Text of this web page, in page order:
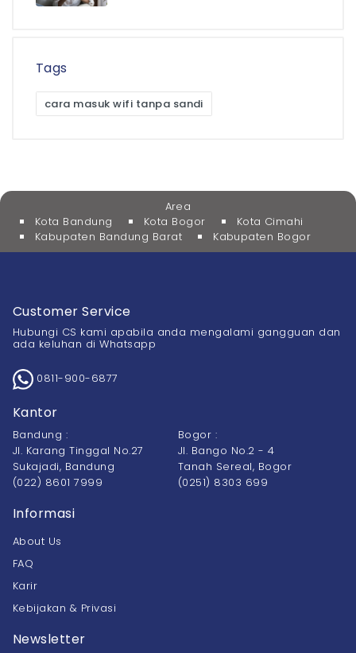
Tags
cara masuk wifi tanpa sandi
Area
Kota Bandung
Kota Bogor
Kota Cimahi
Kabupaten Bandung Barat
Kabupaten Bogor
Customer Service
Hubungi CS kami apabila anda mengalami gangguan dan
ada keluhan di Whatsapp
0811-900-6877
Kantor
Bandung :
Jl. Karang Tinggal No.27
Sukajadi, Bandung
(022) 8601 7999
Bogor :
Jl. Bango No.2 - 4
Tanah Sereal, Bogor
(0251) 8303 699
Informasi
About Us
FAQ
Karir
Kebijakan & Privasi
Newsletter